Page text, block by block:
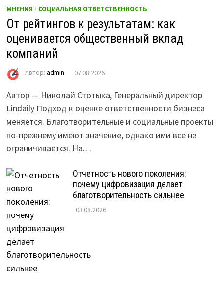
МНЕНИЯ / СОЦИАЛЬНАЯ ОТВЕТСТВЕННОСТЬ
От рейтингов к результатам: как
оценивается общественный вклад
компаний
Автор: admin 07.08.2026
Автор — Николай Стотыка, Генеральный директор
Lindaily Подход к оценке ответственности бизнеса
меняется. Благотворительные и социальные проекты
по-прежнему имеют значение, однако ими все не
ограничивается. На…
Отчетность нового поколения:
почему цифровизация делает
благотворительность сильнее
03.08.2026